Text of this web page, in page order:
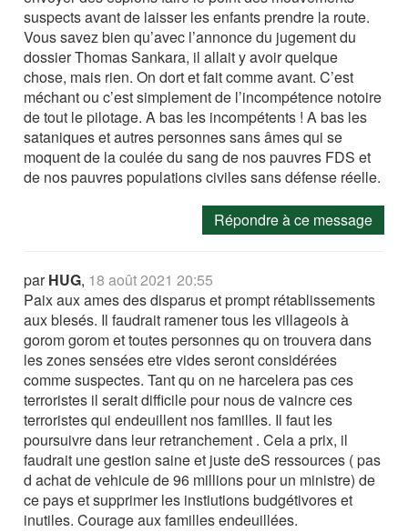
suspects avant de laisser les enfants prendre la route.
Vous savez bien qu’avec l’annonce du jugement du
dossier Thomas Sankara, il allait y avoir quelque
chose, mais rien. On dort et fait comme avant. C’est
méchant ou c’est simplement de l’incompétence notoire
de tout le pilotage. A bas les incompétents ! A bas les
sataniques et autres personnes sans âmes qui se
moquent de la coulée du sang de nos pauvres FDS et
de nos pauvres populations civiles sans défense réelle.
Répondre à ce message
parHUG, 18 août 2021 20:55
Paix aux ames des disparus et prompt rétablissements
aux blesés. Il faudrait ramener tous les villageois à
gorom gorom et toutes personnes qu on trouvera dans
les zones sensées etre vides seront considérées
comme suspectes. Tant qu on ne harcelera pas ces
terroristes il serait difficile pour nous de vaincre ces
terroristes qui endeuillent nos familles. Il faut les
poursuivre dans leur retranchement . Cela a prix, il
faudrait une gestion saine et juste deS ressources ( pas
d achat de vehicule de 96 millions pour un ministre) de
ce pays et supprimer les instiutions budgétivores et
inutiles. Courage aux familles endeuillées.